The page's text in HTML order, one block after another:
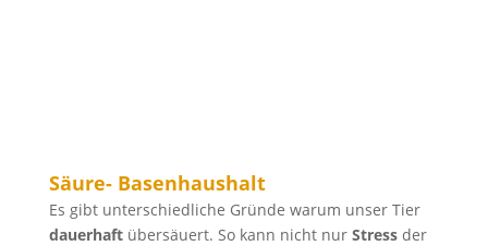
Säure- Basenhaushalt
Es gibt unterschiedliche Gründe warum unser Tier
dauerhaftübersäuert. So kann nicht nur Stressder